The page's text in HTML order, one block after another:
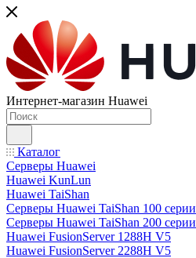
Интернет-магазин Huawei
Каталог
Серверы Huawei
Huawei KunLun
Huawei TaiShan
Серверы Huawei TaiShan 100 серии
Серверы Huawei TaiShan 200 серии
Huawei FusionServer 1288H V5
Huawei FusionServer 2288H V5